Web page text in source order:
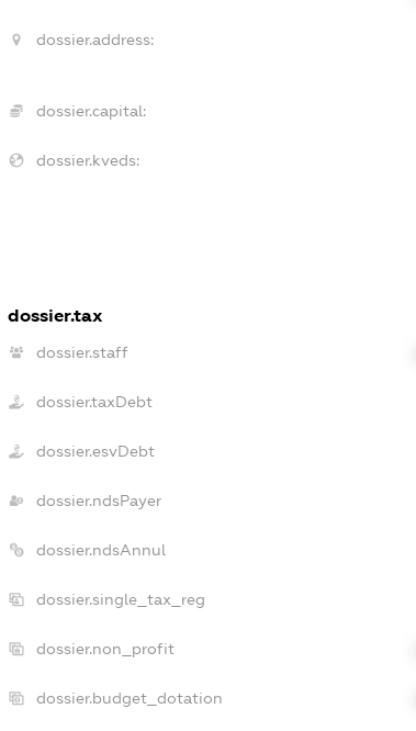
dossier.address:
dossier.capital:
dossier.kveds:
dossier.tax
dossier.staff
dossier.taxDebt
dossier.esvDebt
dossier.ndsPayer
dossier.ndsAnnul
dossier.single_tax_reg
dossier.non_profit
dossier.budget_dotation